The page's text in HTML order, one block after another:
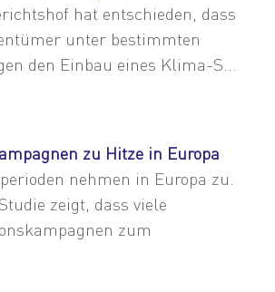
hat entschieden, dass
unter bestimmten
den Einbau eines Klima-S...
zu Hitze in Europa
nehmen in Europa zu.
zeigt, dass viele
zum